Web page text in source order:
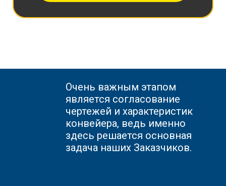
Очень важным этапом
является согласование
чертежей и характеристик
конвейера, ведь именно
здесь решается основная
задача наших Заказчиков.